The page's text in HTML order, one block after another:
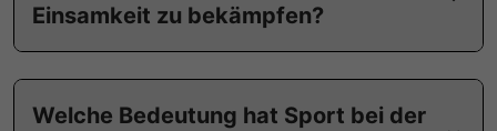
Einsamkeit zu bekämpfen?
Welche Bedeutung hat Sport bei der